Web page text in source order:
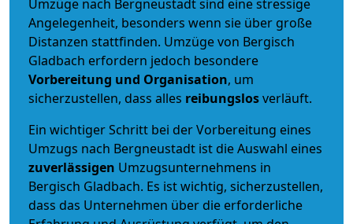
Umzüge nach Bergneustadt sind eine stressige
Angelegenheit, besonders wenn sie über große
Distanzen stattfinden. Umzüge von Bergisch
Gladbach erfordern jedoch besondere
Vorbereitung und Organisation, um
sicherzustellen, dass alles reibungslosverläuft.
Ein wichtiger Schritt bei der Vorbereitung eines
Umzugs nach Bergneustadt ist die Auswahl eines
zuverlässigen Umzugsunternehmens in
Bergisch Gladbach. Es ist wichtig, sicherzustellen,
dass das Unternehmen über die erforderliche